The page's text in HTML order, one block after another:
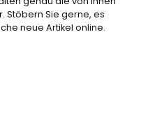
Stöbern Sie gerne, es
neue Artikel online.